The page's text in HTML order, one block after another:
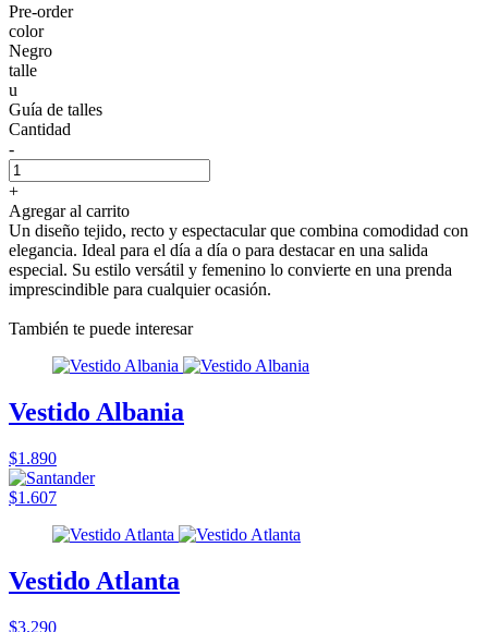
Pre-order
color
Negro
talle
u
Guía de talles
Cantidad
-
+
Agregar al carrito
Un diseño tejido, recto y espectacular que combina comodidad con
elegancia. Ideal para el día a día o para destacar en una salida
especial. Su estilo versátil y femenino lo convierte en una prenda
imprescindible para cualquier ocasión.
También te puede interesar
Vestido Albania
$1.890
$1.607
Vestido Atlanta
$3.290